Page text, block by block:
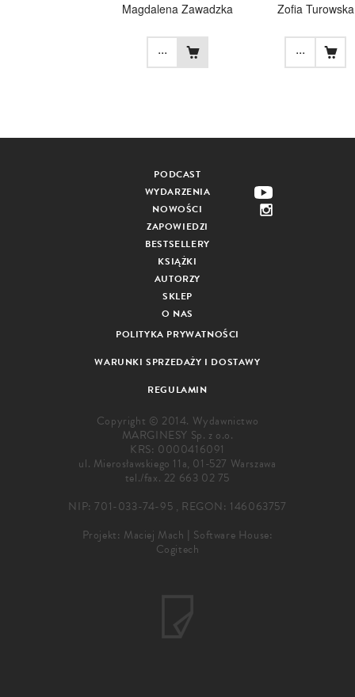
Magdalena Zawadzka
...
Zofia Turowska
...
PODCAST
WYDARZENIA
NOWOŚCI
ZAPOWIEDZI
BESTSELLERY
KSIĄŻKI
AUTORZY
SKLEP
O NAS
POLITYKA PRYWATNOŚCI
WARUNKI SPRZEDAŻY I DOSTAWY
REGULAMIN
Copyright © 2014. Wydawnictwo
MARGINESY Sp. z o.o.
KRS: 0000416091
ul. Mierosławskiego 11a, 01-527 Warszawa
tel./fax. 22 663 02 75
NIP: 701-033-74-95 , REGON: 146063757
Projekt: Maciej Mach | Software House:
Cogitech